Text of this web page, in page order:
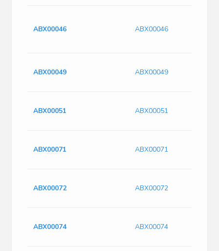
ABX00046 ABX00046
ABX00049 ABX00049
ABX00051 ABX00051
ABX00071 ABX00071
ABX00072 ABX00072
ABX00074 ABX00074